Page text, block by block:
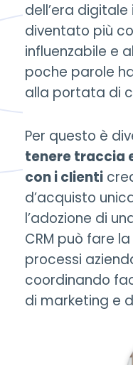
dell’era
diventato più
influenzabile e
poche parole
alla portata di
Per questo è
tenere traccia
con i clienti
d’acquisto
l’adozione di
CRM può fare
processi
coordinando
di marketing e